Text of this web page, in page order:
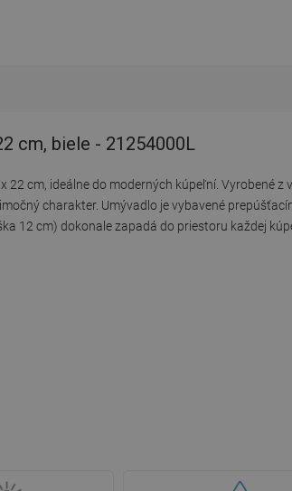
cm, biele - 21254000L
cm, ideálne do moderných kúpeľní. Vyrobené
charakter. Umývadlo je vybavené
12 cm) dokonale zapadá do priestoru každej